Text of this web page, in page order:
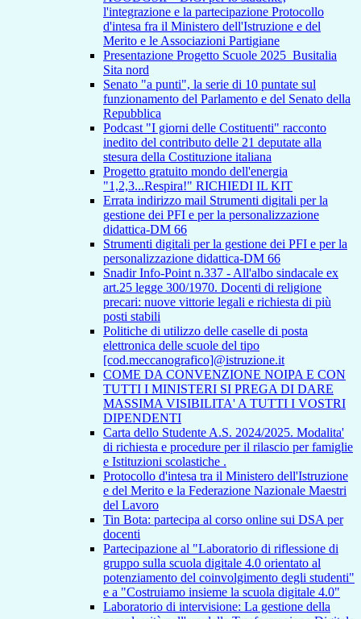
l'integrazione e la partecipazione Protocollo
d'intesa fra il Ministero dell'Istruzione e del
Merito e le Associazioni Partigiane
Presentazione Progetto Scuole 2025_Busitalia
Sita nord
Senato "a punti", la serie di 10 puntate sul
funzionamento del Parlamento e del Senato della
Repubblica
Podcast "I giorni delle Costituenti" racconto
inedito del contributo delle 21 deputate alla
stesura della Costituzione italiana
Progetto gratuito mondo dell'energia
"1,2,3...Respira!" RICHIEDI IL KIT
Errata indirizzo mail Strumenti digitali per la
gestione dei PFI e per la personalizzazione
didattica-DM 66
Strumenti digitali per la gestione dei PFI e per la
personalizzazione didattica-DM 66
Snadir Info-Point n.337 - All'albo sindacale ex
art.25 legge 300/1970. Docenti di religione
precari: nuove vittorie legali e richiesta di più
posti stabili
Politiche di utilizzo delle caselle di posta
elettronica delle scuole del tipo
[cod.meccanografico]@istruzione.it
COME DA CONVENZIONE NOIPA E CON
TUTTI I MINISTERI SI PREGA DI DARE
MASSIMA VISIBILITA' A TUTTI I VOSTRI
DIPENDENTI
Carta dello Studente A.S. 2024/2025. Modalita'
di richiesta e procedure per il rilascio per famiglie
e Istituzioni scolastiche .
Protocollo d'intesa tra il Ministero dell'Istruzione
e del Merito e la Federazione Nazionale Maestri
del Lavoro
Tin Bota: partecipa al corso online sui DSA per
docenti
Partecipazione al "Laboratorio di riflessione di
gruppo sulla scuola digitale 4.0 orientato al
potenziamento del coinvolgimento degli studenti"
e a "Costruiamo insieme la scuola digitale 4.0"
Laboratorio di intervisione: La gestione della